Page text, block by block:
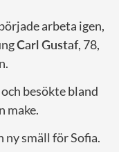
arbeta igen,
Carl Gustaf, 78,
besökte bland
make.
smäll för Sofia.